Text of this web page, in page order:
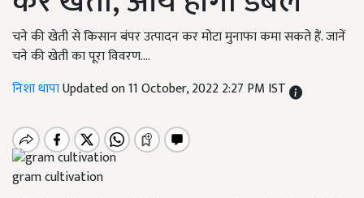
चने की खेती से किसान बंपर उत्पादन कर मोटा मुनाफा कमा सकते हैं. जानें
चने की खेती का पूरा विवरण....
निशा थापाUpdated on 11 October, 2022 2:27 PM IST
gram cultivation